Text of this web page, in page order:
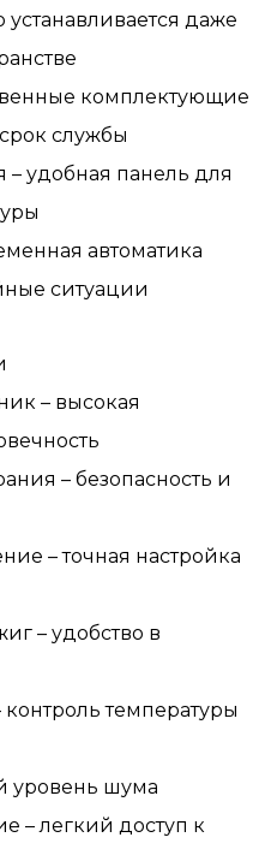
устанавливается даже
комплектующие
службы
– удобная панель для
автоматика
ситуации
– высокая
– безопасность и
– точная настройка
– удобство в
температуры
уровень шума
– легкий доступ к